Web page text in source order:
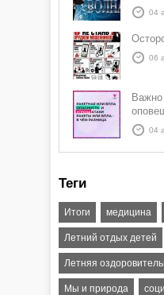
04
06
БПЛА
атаки
04
Теги
Итоги медицина
Летний отдых детей
Летняя
Мы и природа